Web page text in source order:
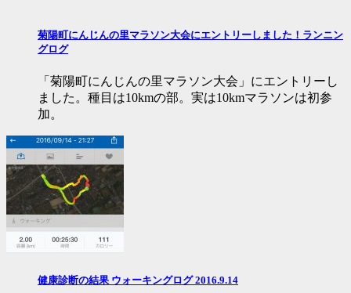
菊陽町にんじんの里マラソン大会にエントリーしました！ランニン
グログ
「菊陽町にんじんの里マラソン大会」にエントリーし
ました。種目は10kmの部。実は10kmマラソンは初参
加。
健康診断の結果 ウォーキングログ 2016.9.14